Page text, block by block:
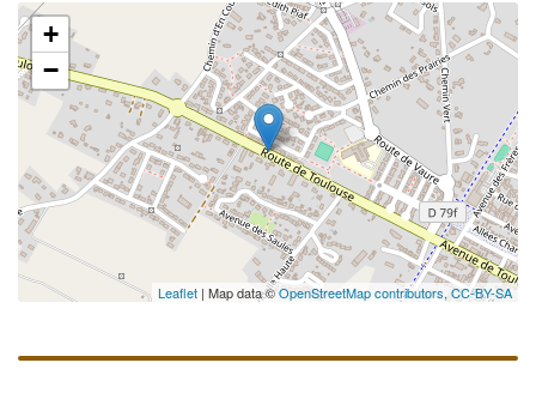
+
−
Leaflet | Map data ©OpenStreetMap contributors, CC-BY-SA